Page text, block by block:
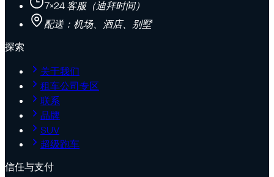
7×24 客服（迪拜时间）
配送：机场、酒店、别墅
探索
关于我们
租车公司专区
联系
品牌
SUV
超级跑车
信任与支付